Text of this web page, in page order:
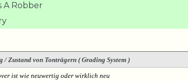
A Robber
/ Zustand von Tonträgern ( Grading System )
ist wie neuwertig oder wirklich neu